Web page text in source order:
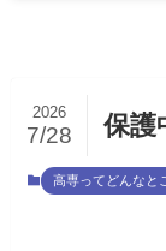
保護
2026
7/28
高専ってどんなと